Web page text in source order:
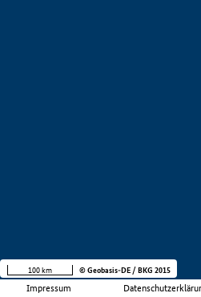
Impressum
100 km © Geobasis-DE / BKG 2015